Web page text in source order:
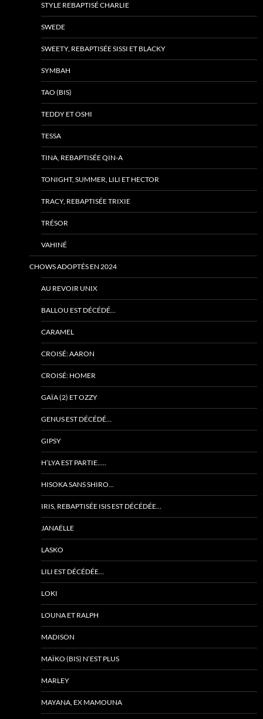
STYLE REBAPTISÉ CHARLIE
SWEDE
SWEETY, REBAPTISÉE SISSI ET BLACKY
SYMBAH
TAO (BIS)
TEDDY ET OSHI
TESSA
TINA, REBAPTISÉE QIN-A
TONIGHT, SUMMER, LILI ET HECTOR
TRACY, REBAPTISÉE TRIXIE
TRÉSOR
VAHINÉ
CHOWS ADOPTÉS EN 2024
AU REVOIR UNIX
BALLOU EST DÉCÉDÉ…
CARAMEL
CROISÉ: AARON
CROISÉ: HOMER
GAÏA (2) ET OZZY
GENUS EST DÉCÉDÉ…
GIPSY
H’LYA EST PARTIE…..
HISOKA SANS SHIRO…
IRIS, REBAPTISÉE ISIS EST DÉCÉDÉE…
JANAËLLE
LASKO
LILI EST DÉCÉDÉE…
LOKI
LOUNA ET RALPH
MADISON
MAÏKO (BIS) N’EST PLUS
MARLEY
MAYANA, EX MAMOUNA